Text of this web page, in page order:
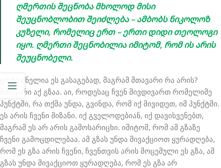
ღმერთის შეცნობა მხოლოდ მისი
შეუცნობლობით შეიძლება – ამბობს ნიკოლოზ
კუზელი, რომელიც ერთ – ერთი დიდი თეოლოგი
იყო. ღმერთი შეცნობილია იმიტომ, რომ ის არის
შეუცნობელი.
ცოტა ძნელია ეს გასაგებად, მაგრამ მთავარი რა არის?
მთავარი აქ გზაა. აი, როდესაც ჩვენ მივდივართ რომელიმე
პუნქტში, რა თქმა უნდა, გვინდა, რომ იქ მივიდეთ, იმ პუნქტში.
ეს არის ჩვენი მიზანი. იქ გველოდებიან, იქ დავისვენებთ,
მაგრამ ეს არ არის გამოსარიცხი. იმიტომ, რომ ამ გზაზე
ჩვენი გამოცდილებაა. ამ გზას უნდა მივაქციოთ ყურადღება,
რომ ეს გზა არის ჩვენი, ჩვენთვის არის მოცემული ეს გზა, ამ
გზას უნდა მივაქციოთ ყურადღება, რომ ეს გზა არ